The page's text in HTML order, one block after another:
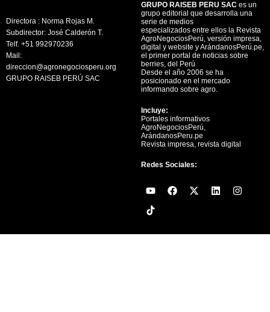
Directora : Norma Rojas M.
Subdirector: José Calderón T.
Telf. +51 992970236
Mail:
direccion@agronegociosperu.org
GRUPO RAISEB PERÚ SAC
GRUPO RAISEB PERU SAC es un
grupo editorial que desarrolla una
serie de medios
especializados entre ellos la Revista
AgroNegociosPerú, versión impresa,
digital y website y ArándanosPerú.pe,
el primer portal de noticias sobre
berries, del Perú
Desde el año 2006 se ha
posicionado en el mercado
informando sobre agro.
Incluye:
Portales informativos
AgroNegociosPerú,
ArándanosPeru.pe
Revista impresa, revista digital
Redes Sociales:
Y
o
u
t
b
F
a
o
X
-
t
L
i
d
I
n
g